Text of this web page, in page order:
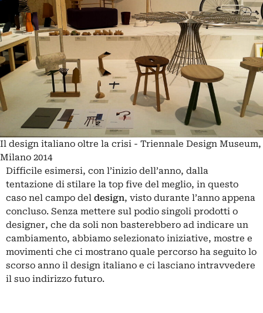
Il design italiano oltre la crisi - Triennale Design Museum,
Milano 2014
Difficile esimersi, con l’inizio dell’anno, dalla
tentazione di stilare la top five del meglio, in questo
caso nel campo del design, visto durante l’anno appena
concluso. Senza mettere sul podio singoli prodotti o
designer, che da soli non basterebbero ad indicare un
cambiamento, abbiamo selezionato iniziative, mostre e
movimenti che ci mostrano quale percorso ha seguito lo
scorso anno il design italiano e ci lasciano intravvedere
il suo indirizzo futuro.